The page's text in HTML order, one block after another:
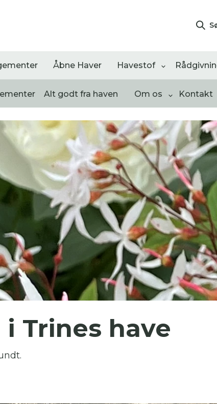
Åbne Haver Havestof
Alt godt fra haven Om os Kontakt
Havestof
0resultater
Arrangementer
0resultater
Shop
0resultater
Du skal indtaste
produkter og
Trines have